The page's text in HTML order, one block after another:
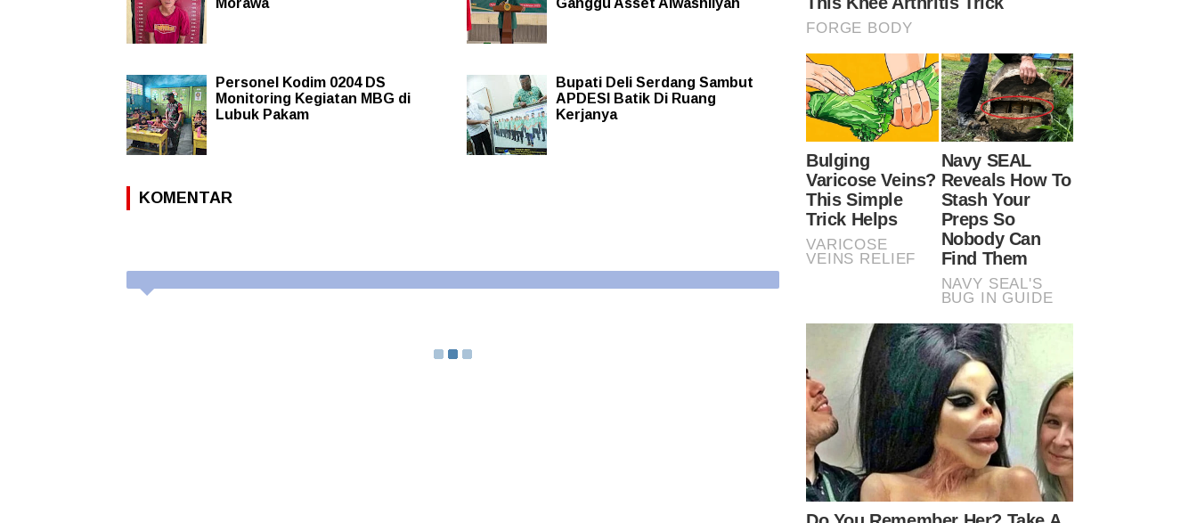
Morawa
Ganggu Asset Alwashliyah
Personel Kodim 0204 DS
Monitoring Kegiatan MBG di
Lubuk Pakam
Bupati Deli Serdang Sambut
APDESI Batik Di Ruang
Kerjanya
KOMENTAR